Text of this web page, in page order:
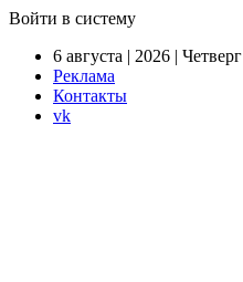
Войти в систему
6 августа | 2026 | Четверг
Реклама
Контакты
vk